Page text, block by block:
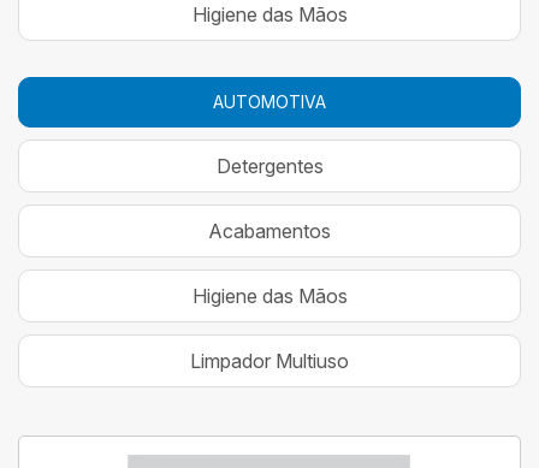
Higiene das Mãos
AUTOMOTIVA
Detergentes
Acabamentos
Higiene das Mãos
Limpador Multiuso